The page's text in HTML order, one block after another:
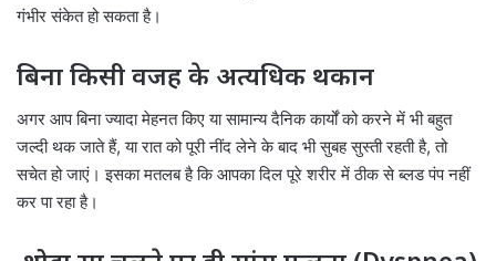
गंभीर संकेत हो सकता है।
बिना किसी वजह के अत्यधिक थकान
अगर आप बिना ज्यादा मेहनत किए या सामान्य दैनिक कार्यों को करने में भी बहुत
जल्दी थक जाते हैं, या रात को पूरी नींद लेने के बाद भी सुबह सुस्ती रहती है, तो
सचेत हो जाएं। इसका मतलब है कि आपका दिल पूरे शरीर में ठीक से ब्लड पंप नहीं
कर पा रहा है।